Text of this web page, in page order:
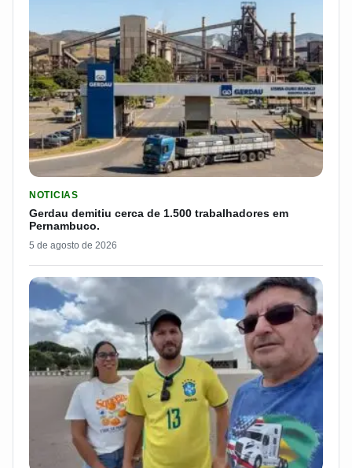
NOTICIAS
Gerdau demitiu cerca de 1.500 trabalhadores em
Pernambuco.
5 de agosto de 2026